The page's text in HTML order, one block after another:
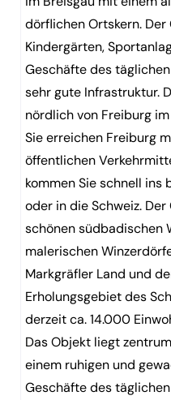
dörflichen Ortskern.
Kindergärten,
Geschäfte des
sehr gute Infrastruktur.
nördlich von Freiburg
Sie erreichen Freiburg
öffentlichen
kommen Sie schnell
oder in die Schweiz.
schönen südbadischen
malerischen
Markgräfler Land und
Erholungsgebiet des
derzeit ca. 14.000
Das Objekt liegt
einem ruhigen und
Geschäfte des